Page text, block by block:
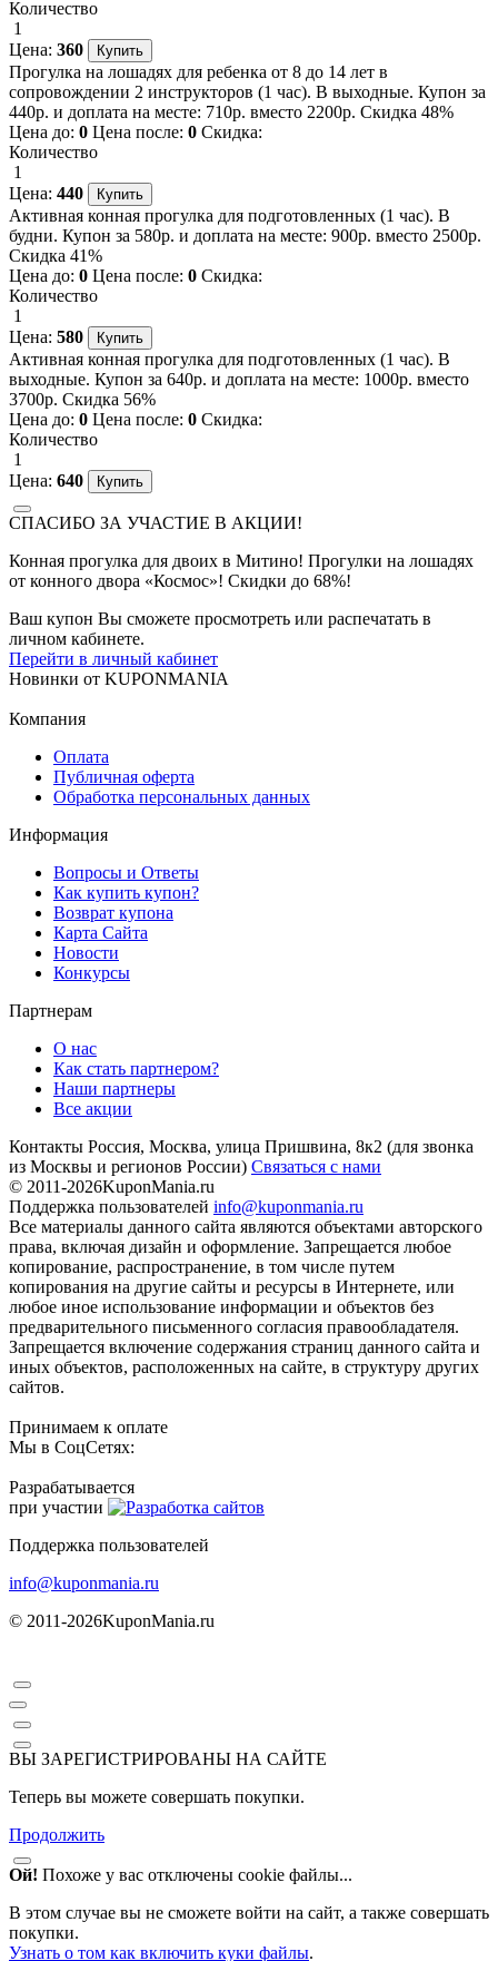
Количество
1
Цена: 360
Прогулка на лошадях для ребенка от 8 до 14 лет в
сопровождении 2 инструкторов (1 час). В выходные. Купон за
440р. и доплата на месте: 710р. вместо 2200р. Скидка 48%
Цена до: 0 Цена после: 0 Скидка:
Количество
1
Цена: 440
Активная конная прогулка для подготовленных (1 час). В
будни. Купон за 580р. и доплата на месте: 900р. вместо 2500р.
Скидка 41%
Цена до: 0 Цена после: 0 Скидка:
Количество
1
Цена: 580
Активная конная прогулка для подготовленных (1 час). В
выходные. Купон за 640р. и доплата на месте: 1000р. вместо
3700р. Скидка 56%
Цена до: 0 Цена после: 0 Скидка:
Количество
1
Цена: 640
СПАСИБО ЗА УЧАСТИЕ В АКЦИИ!
Конная прогулка для двоих в Митино! Прогулки на лошадях
от конного двора «Космос»! Скидки до 68%!
Ваш купон Вы сможете просмотреть или распечатать в
личном кабинете.
Перейти в личный кабинет
Новинки от KUPONMANIA
Компания
Оплата
Публичная оферта
Обработка персональных данных
Информация
Вопросы и Ответы
Как купить купон?
Возврат купона
Карта Сайта
Новости
Конкурсы
Партнерам
О нас
Как стать партнером?
Наши партнеры
Все акции
Контакты Россия, Москва, улица Пришвина, 8к2 (для звонка
из Москвы и регионов России) Связаться с нами
© 2011-2026KuponMania.ru
Поддержка пользователей info@kuponmania.ru
Все материалы данного сайта являются объектами авторского
права, включая дизайн и оформление. Запрещается любое
копирование, распространение, в том числе путем
копирования на другие сайты и ресурсы в Интернете, или
любое иное использование информации и объектов без
предварительного письменного согласия правообладателя.
Запрещается включение содержания страниц данного сайта и
иных объектов, расположенных на сайте, в структуру других
сайтов.
Принимаем к оплате
Мы в СоцСетях:
Разрабатывается
при участии
Поддержка пользователей
info@kuponmania.ru
© 2011-2026KuponMania.ru
ВЫ ЗАРЕГИСТРИРОВАНЫ НА САЙТЕ
Теперь вы можете совершать покупки.
Продолжить
Ой! Похоже у вас отключены cookie файлы...
В этом случае вы не сможете войти на сайт, а также совершать
покупки.
Узнать о том как включить куки файлы.